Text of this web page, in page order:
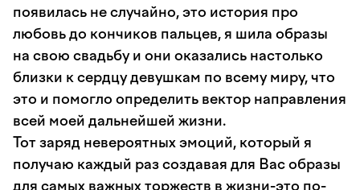
появилась не случайно, это история про
любовь до кончиков пальцев, я шила образы
на свою свадьбу и они оказались настолько
близки к сердцу девушкам по всему миру, что
это и помогло определить вектор направления
всей моей дальнейшей жизни.
Тот заряд невероятных эмоций, который я
получаю каждый раз создавая для Вас образы
для самых важных торжеств в жизни-это по-